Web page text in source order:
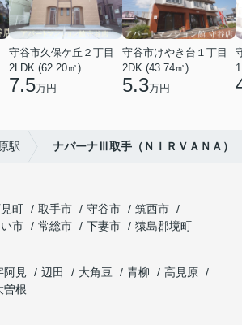
守谷市久保ケ丘２丁目
2LDK (62.20㎡)
7.5万円
守谷市けやき台１丁目
2DK (43.74㎡)
5.3万円
駅 ナバーナⅢ取手（ＮＩＲＶＡＮＡ）
町 取手市 守谷市
筑西市
市 常総市 下妻市
猿島郡境町
阿見 辺田 大角豆 青柳
高見原
曽根